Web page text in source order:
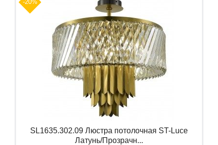
-20%
SL1635.302.09 Люстра потолочная ST-Luce
Латунь/Прозрачн...